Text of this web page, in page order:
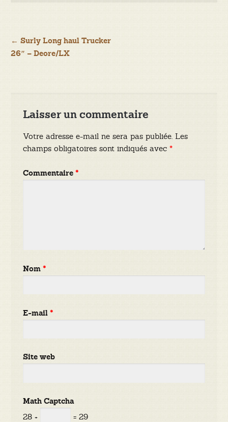
Navigation
← Surly Long haul Trucker
26″ – Deore/LX
Laisser un commentaire
Votre adresse e-mail ne sera pas publiée. Les
champs obligatoires sont indiqués avec*
Commentaire*
Nom*
E-mail*
Site web
Math Captcha
28 +
= 29